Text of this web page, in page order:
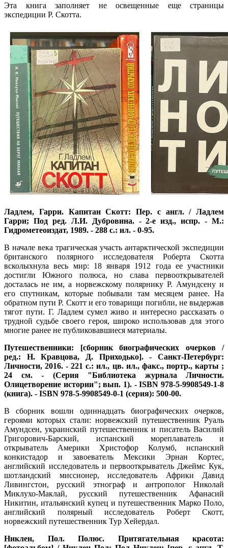
Эта книга заполняет не освещенные еще страницы
экспедиции Р. Скотта.
Ладлем, Гарри. Капитан Скотт: Пер. с англ. / Ладлем
Гарри; Под ред. Л.И. Дубровина. - 2-е изд., испp. - М.:
Гидрометеоиздат, 1989. - 288 с.: ил. - 0-95.
В начале века трагическая участь антарктической экспедиции
британского полярного исследователя Роберта Скотта
всколыхнула весь мир: 18 января 1912 года ее участники
достигли Южного полюса, но слава первооткрывателей
досталась не им, а норвежскому полярнику Р. Амундсену и
его спутникам, которые побывали там месяцем ранее. На
обратном пути Р. Скотт и его товарищи погибли, не выдержав
тягот пути. Г. Ладлем сумел живо и интересно рассказать о
трудной судьбе своего героя, широко использовав для этого
многие ранее не публиковавшиеся материалы.
Путешественники: [сборник биографических очерков /
ред.: Н. Кравцова, Д. Приходько]. - Санкт-Петербург:
Личности, 2016. - 221 c.: ил., цв. ил., факс., портр., карты ;
24 см. - (Серия "Библиотека журнала Личности.
Олицетворение истории"; вып. 1). - ISBN 978-5-9908549-1-8
(книга). - ISBN 978-5-9908549-0-1 (серия): 500-00.
В сборник вошли одиннадцать биографических очерков,
героями которых стали: норвежский путешественник Руаль
Амундсен, украинский путешественник и писатель Василий
Григорович-Барский, испанский мореплаватель и
открыватель Америки Христофор Колумб, испанский
конкистадор и завоеватель Мексики Эрнан Кортес,
английский исследователь и первооткрыватель Джеймс Кук,
шотландский миссионер, исследователь Африки Давид
Ливингстон, русский этнограф и антрополог Николай
Миклухо-Маклай, русский путешественник Афанасий
Никитин, итальянский купец и путешественник Марко Поло,
английский полярный исследователь Роберт Скотт,
норвежский путешественник Тур Хейердал.
Никлен, Пол. Полюс. Притягательная красота: